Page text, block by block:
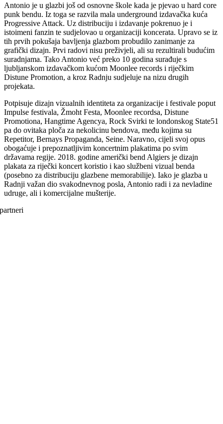
Antonio je u glazbi još od osnovne škole kada je pjevao u hard core
punk bendu. Iz toga se razvila mala underground izdavačka kuća
Progressive Attack. Uz distribuciju i izdavanje pokrenuo je i
istoimeni fanzin te sudjelovao u organizaciji koncerata. Upravo se iz
tih prvih pokušaja bavljenja glazbom probudilo zanimanje za
grafički dizajn. Prvi radovi nisu preživjeli, ali su rezultirali budućim
suradnjama. Tako Antonio već preko 10 godina surađuje s
ljubljanskom izdavačkom kućom Moonlee records i riječkim
Distune Promotion, a kroz Radnju sudjeluje na nizu drugih
projekata.
Potpisuje dizajn vizualnih identiteta za organizacije i festivale poput
Impulse festivala, Žmoht Festa, Moonlee recordsa, Distune
Promotiona, Hangtime Agencya, Rock Svirki te londonskog State51
pa do ovitaka ploča za nekolicinu bendova, među kojima su
Repetitor, Bernays Propaganda, Seine. Naravno, cijeli svoj opus
obogaćuje i prepoznatljivim koncertnim plakatima po svim
državama regije. 2018. godine američki bend Algiers je dizajn
plakata za riječki koncert koristio i kao službeni vizual benda
(posebno za distribuciju glazbene memorabilije). Iako je glazba u
Radnji važan dio svakodnevnog posla, Antonio radi i za nevladine
udruge, ali i komercijalne mušterije.
partneri